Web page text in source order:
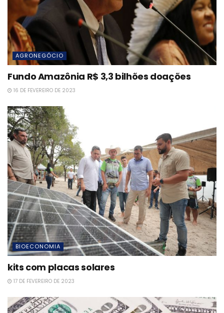
AGRONEGÓCIO
Fundo Amazônia R$ 3,3 bilhões doações
16 DE FEVEREIRO DE 2023
BIOECONOMIA
kits com placas solares
17 DE FEVEREIRO DE 2023